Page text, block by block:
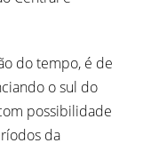
do tempo, é de
o sul do
possibilidade
da